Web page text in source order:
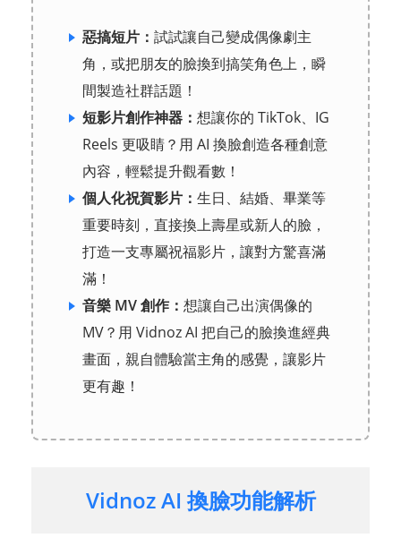
惡搞短片： 試試讓自己變成偶像劇主
角，或把朋友的臉換到搞笑角色上，瞬
間製造社群話題！
短影片創作神器： 想讓你的 TikTok、IG
Reels 更吸睛？用 AI 換臉創造各種創意
內容，輕鬆提升觀看數！
個人化祝賀影片： 生日、結婚、畢業等
重要時刻，直接換上壽星或新人的臉，
打造一支專屬祝福影片，讓對方驚喜滿
滿！
音樂 MV 創作： 想讓自己出演偶像的
MV？用 Vidnoz AI 把自己的臉換進經典
畫面，親自體驗當主角的感覺，讓影片
更有趣！
Vidnoz AI 換臉功能解析